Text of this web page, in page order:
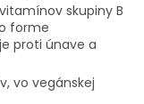
skupiny B
forme
proti únave a
vo vegánskej